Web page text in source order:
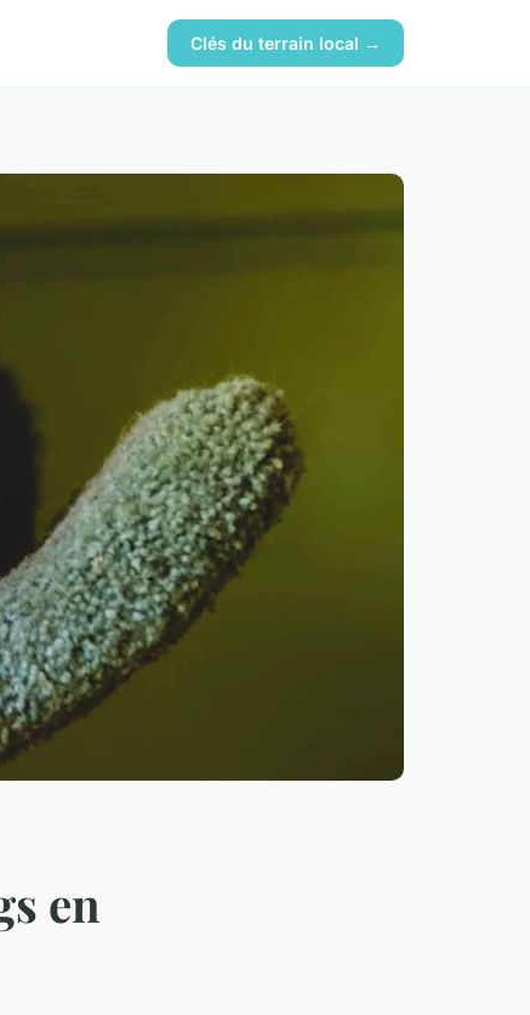
Clés du terrain local →
en